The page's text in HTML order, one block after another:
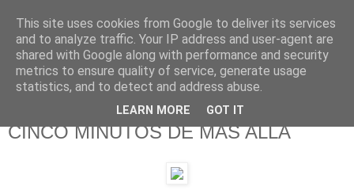
625 RANAS
LA TELEVISIÓN DESDE EL PUNTO DE VISTA BATRACIO
CINCO MINUTOS DE MÁS ALLÁ
This site uses cookies from Google to deliver its services
and to analyze traffic. Your IP address and user-agent are
shared with Google along with performance and security
metrics to ensure quality of service, generate usage
statistics, and to detect and address abuse.
LEARN MORE GOT IT